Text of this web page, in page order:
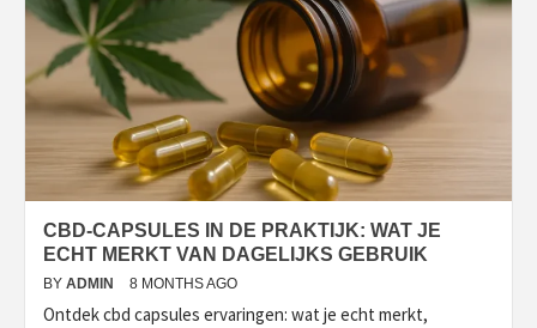
CBD-CAPSULES IN DE PRAKTIJK: WAT JE
ECHT MERKT VAN DAGELIJKS GEBRUIK
BY ADMIN 8 MONTHS AGO
Ontdek cbd capsules ervaringen: wat je echt merkt,